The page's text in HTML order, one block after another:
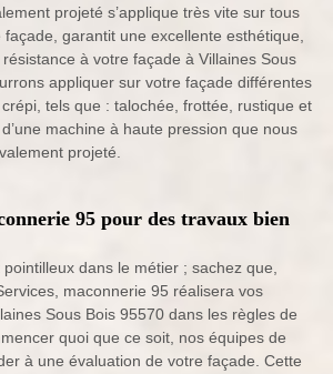
projeté s’applique très vite sur tous
garantit une excellente esthétique,
à votre façade à Villaines Sous
appliquer sur votre façade différentes
tels que : talochée, frottée, rustique et
d’une machine à haute pression que nous
projeté.
95 pour des travaux bien
dans le métier ; sachez que,
maconnerie 95 réalisera vos
Sous Bois 95570 dans les règles de
quoi que ce soit, nos équipes de
à une évaluation de votre façade. Cette